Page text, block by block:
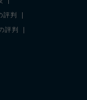
評判
評判